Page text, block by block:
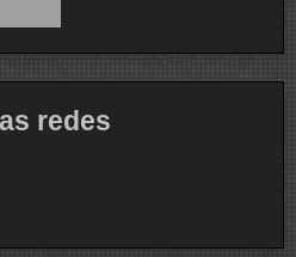
redes